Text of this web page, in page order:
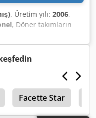
, Üretim yılı: 2006,
, Döner takımların
35 - 2006 yılında
- çok sayıda
- makine her
Etepfx Abler
Facette Star